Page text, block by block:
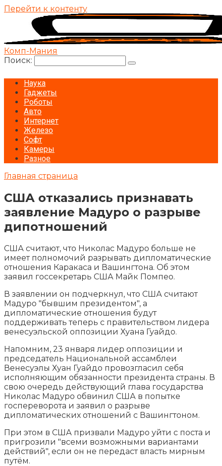
Перейти к контенту
Комп-Мания
Поиск:
Наука
Гаджеты
Роботы
Авто
Интернет
Железо
Софт
Камеры
Разное
Главная страница
США отказались признавать
заявление Мадуро о разрыве
дипотношений
США считают, что Николас Мадуро больше не
имеет полномочий разрывать дипломатические
отношения Каракаса и Вашингтона. Об этом
заявил госсекретарь США Майк Помпео.
В заявлении он подчеркнул, что США считают
Мадуро "бывшим президентом", а
дипломатические отношения будут
поддерживать теперь с правительством лидера
венесуэльской оппозиции Хуана Гуайдо.
Напомним, 23 января лидер оппозиции и
председатель Национальной ассамблеи
Венесуэлы Хуан Гуайдо провозгласил себя
исполняющим обязанности президента страны. В
свою очередь действующий глава государства
Николас Мадуро обвинил США в попытке
госпереворота и заявил о разрыве
дипломатических отношений с Вашингтоном.
При этом в США призвали Мадуро уйти с поста и
пригрозили "всеми возможными вариантами
действий", если он не передаст власть мирным
путём.